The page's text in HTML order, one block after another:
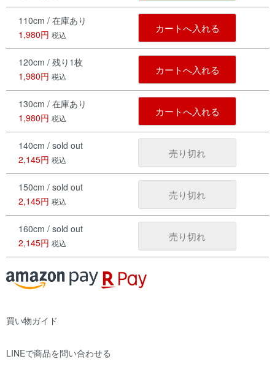
110cm / 在庫あり
1,980円 税込
カートへ入れる
120cm / 残り1枚
1,980円 税込
カートへ入れる
130cm / 在庫あり
1,980円 税込
カートへ入れる
140cm / sold out
2,145円 税込
売り切れ
150cm / sold out
2,145円 税込
売り切れ
160cm / sold out
2,145円 税込
売り切れ
買い物ガイド
LINEで商品を問い合わせる